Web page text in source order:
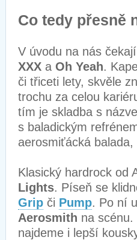
Co tedy přesně
V úvodu na nás
XXX a Oh Yeah.
či třiceti lety, skvěle
trochu za celou
tím je skladba s
s baladickým
aerosmiťácká
Klasický hardrock od
Lights. Píseň se
Grip či Pump. Po ní
Aerosmith na scénu.
najdeme i lepší